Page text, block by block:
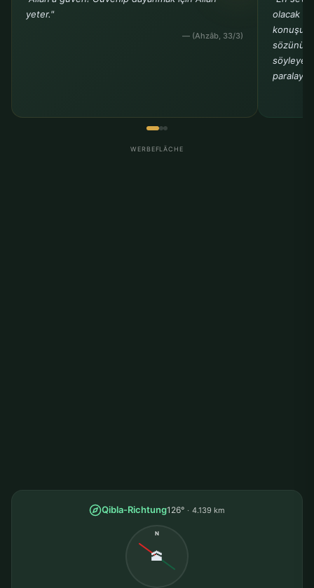
yeter."
— (Ahzâb, 33/3)
olacak
sözünü
WERBEFLÄCHE
Qibla-Richtung126° 4.139 km
N
🕋